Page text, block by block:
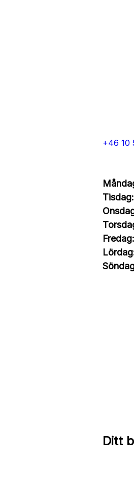
+46 10
Tisdag:
Fredag:
Ditt